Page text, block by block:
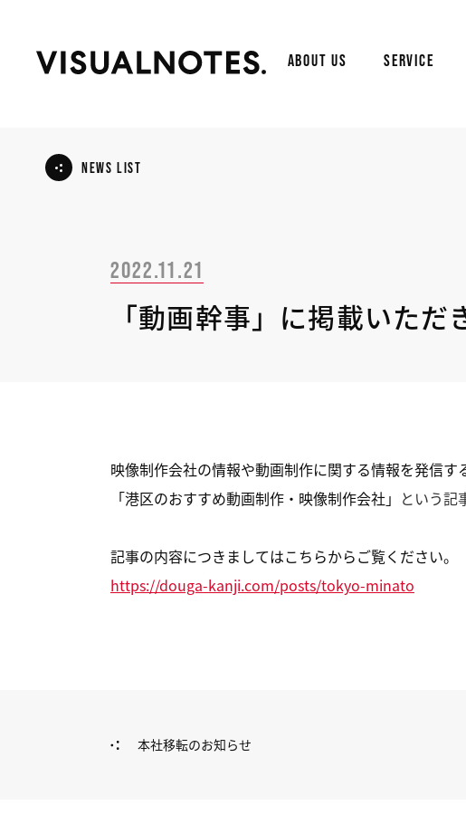
ABOUT US SERVICE
NEWS LIST
2022.11.21
「動画幹事」に掲載いただ
映像制作会社の情報や動画制作に関する情報を発信す
「港区のおすすめ動画制作・映像制作会社」 という記
記事の内容につきましてはこちらからご覧ください。
https://douga-kanji.com/posts/tokyo-minato
本社移転のお知らせ